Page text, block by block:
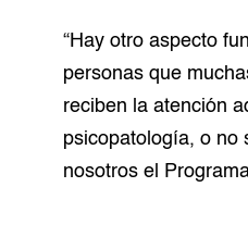
“Hay otro aspecto
personas que
reciben la atención
psicopatología, o no
nosotros el